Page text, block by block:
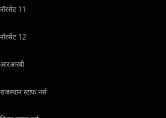
नॉरसेट 11
नॉरसेट 12
आरआरबी
राजस्थान स्टाफ नर्स